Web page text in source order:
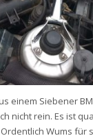
einem Siebener
nicht rein. Es ist
Wums für